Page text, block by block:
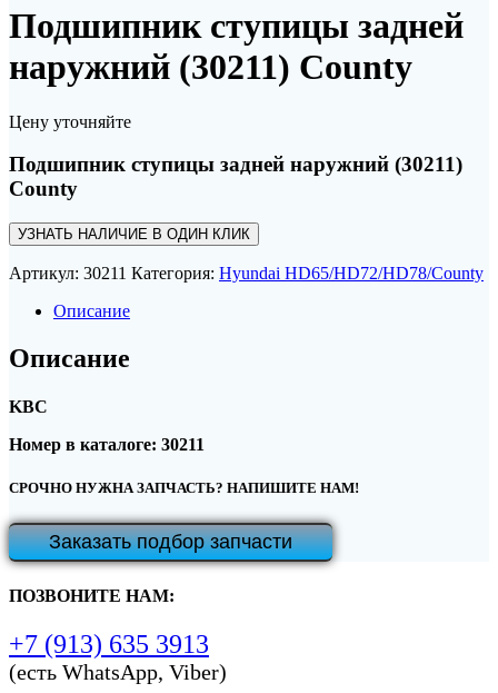
Подшипник ступицы задней
наружний (30211) County
Цену уточняйте
Подшипник ступицы задней наружний (30211)
County
УЗНАТЬ НАЛИЧИЕ В ОДИН КЛИК
Артикул: 30211 Категория: Hyundai HD65/HD72/HD78/County
Описание
Описание
KBC
Номер в каталоге: 30211
СРОЧНО НУЖНА ЗАПЧАСТЬ? НАПИШИТЕ НАМ!
Заказать подбор запчасти
ПОЗВОНИТЕ НАМ:
+7 (913) 635 3913
(есть WhatsApp, Viber)